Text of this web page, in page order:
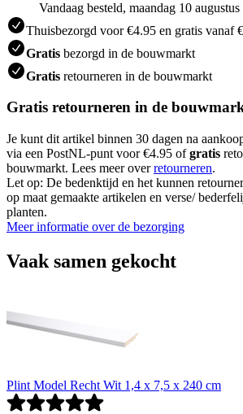
Vandaag besteld, maandag 10
Thuisbezorgd voor €4.95 en gratis vanaf
Gratis bezorgd in de bouwmarkt
Gratis retourneren in de bouwmarkt
Gratis retourneren in de
Je kunt dit artikel binnen 30 dagen na
via een PostNL-punt voor €4.95 ofgratis
bouwmarkt. Lees meer overretourneren.
Let op: De bedenktijd en het kunnen
op maat gemaakte artikelen en verse/
planten.
Meer informatie over de bezorging
Vaak samen gekocht
Plint Model Recht Wit 1,4 x 7,5 x 240 cm